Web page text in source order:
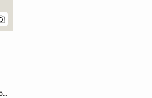
Casa entera | Fontenay-sous-Bois (94120) | 35 M2